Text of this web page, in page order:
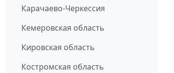
Карачаево-Черкессия
Кемеровская область
Кировская область
Костромская область